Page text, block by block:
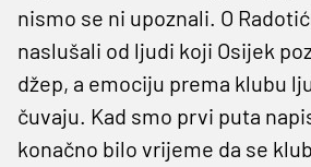
nismo se ni upoznali. O
naslušali od ljudi koji Osijek
džep, a emociju prema klubu
čuvaju. Kad smo prvi puta
konačno bilo vrijeme da se